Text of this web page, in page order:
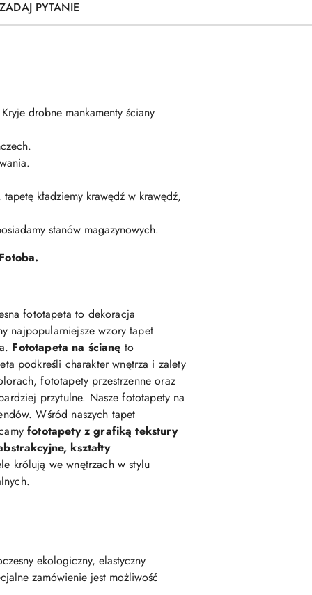
ZADAJ PYTANIE
drobne mankamenty ściany
kładziemy krawędź w krawędź,
stanów magazynowych.
fototapeta to dekoracja
najpopularniejsze wzory tapet
Fototapeta na ścianę to
podkreśli charakter wnętrza i zalety
fototapety przestrzenne oraz
przytulne. Nasze fototapety na
Wśród naszych tapet
fototapety z grafiką tekstury
kształty
królują we wnętrzach w stylu
ekologiczny, elastyczny
zamówienie jest możliwość